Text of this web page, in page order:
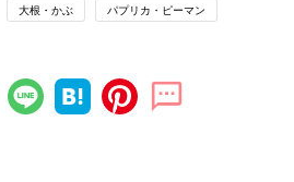
大根・かぶ パプリカ・ピーマン